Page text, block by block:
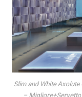
Slim and White
–